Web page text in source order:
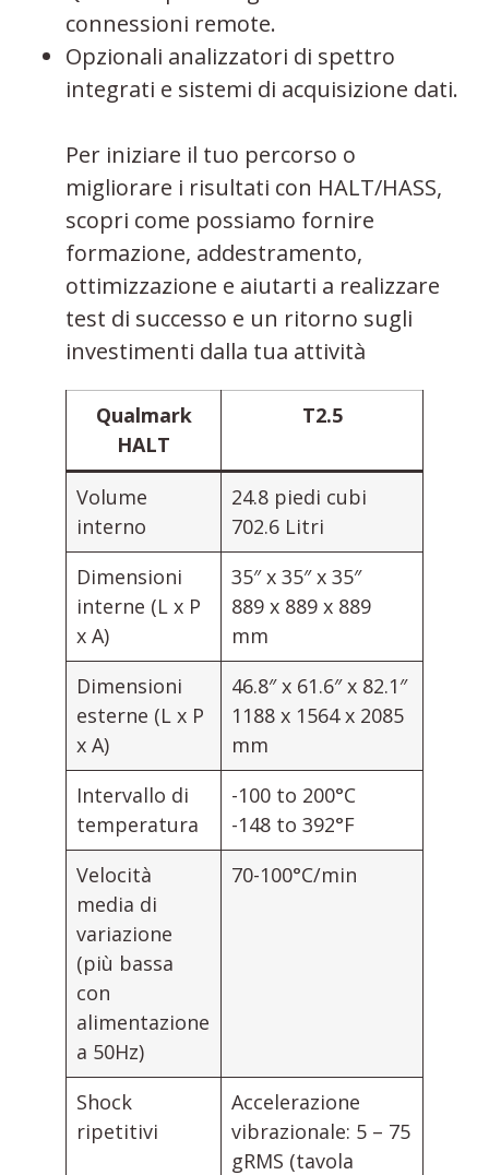
connessioni remote.
Opzionali analizzatori di spettro
integrati e sistemi di acquisizione dati.
Per iniziare il tuo percorso o
migliorare i risultati con HALT/HASS,
scopri come possiamo fornire
formazione, addestramento,
ottimizzazione e aiutarti a realizzare
test di successo e un ritorno sugli
investimenti dalla tua attività
Qualmark
HALT
T2.5
Volume
interno
24.8 piedi cubi
702.6 Litri
Dimensioni
interne (L x P
x A)
35″ x 35″ x 35″
889 x 889 x 889
mm
Dimensioni
esterne (L x P
x A)
46.8″ x 61.6″ x 82.1″
1188 x 1564 x 2085
mm
Intervallo di
temperatura
-100 to 200°C
-148 to 392°F
Velocità
media di
variazione
(più bassa
con
alimentazione
a 50Hz)
70-100°C/min
Shock
ripetitivi
Accelerazione
vibrazionale: 5 – 75
gRMS (tavola